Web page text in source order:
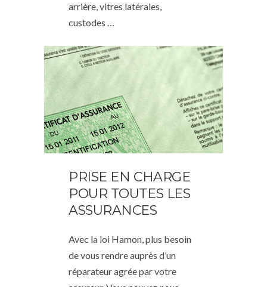
arrière, vitres latérales,
custodes …
PRISE EN CHARGE
POUR TOUTES LES
ASSURANCES
Avec la loi Hamon, plus besoin
de vous rendre auprès d’un
réparateur agrée par votre